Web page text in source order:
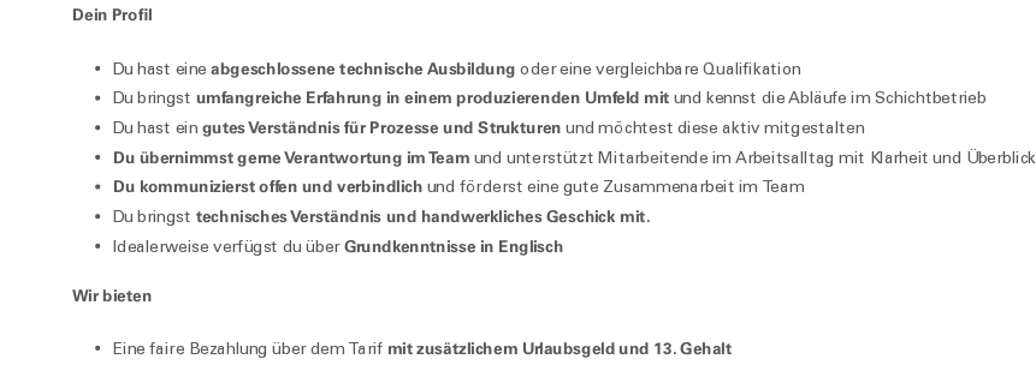
Dein Profil
Du hast eine abgeschlossene technische Ausbildung oder eine vergleichbare Qualifikation
Du bringst umfangreiche Erfahrung in einem produzierenden Umfeld mit und kennst die Abläufe im Schichtbetrieb
Du hast ein gutes Verständnis für Prozesse und Strukturen und möchtest diese aktiv mitgestalten
Du übernimmst gerne Verantwortung im Team und unterstützt Mitarbeitende im Arbeitsalltag mit Klarheit und Überblick
Du kommunizierst offen und verbindlich und förderst eine gute Zusammenarbeit im Team
Du bringst technisches Verständnis und handwerkliches Geschick mit.
Idealerweise verfügst du überGrundkenntnisse in Englisch
Wir bieten
Eine faire Bezahlung über dem Tarif mit zusätzlichem Urlaubsgeld und 13. Gehalt